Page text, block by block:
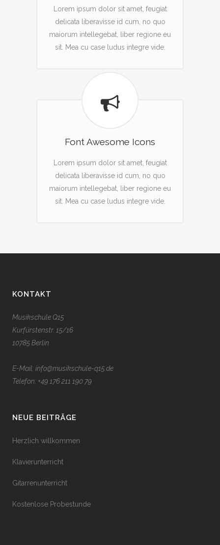
Lorem ipsum dolor sit amet, feugiat
delicata liberavisse id cum, no quo
maiorum intellegebat, liber regione eu
sit. Mea cu case ludus integre vide.
Font Awesome Icons
Lorem ipsum dolor sit amet, feugiat
delicata liberavisse id cum, no quo
maiorum intellegebat, liber regione eu
sit. Mea cu case ludus integre vide.
KONTAKT
Musikschule Q15
Kurfürstenstr. 15/16
10785 Berlin
E-Mail: info@musikschule-q15.de
Telefon: +49 176 211 190 79
NEUE BEITRÄGE
Herzlich willkommen
Klavierunterricht
Gitarrenunterricht
Kostenlose Probestunde